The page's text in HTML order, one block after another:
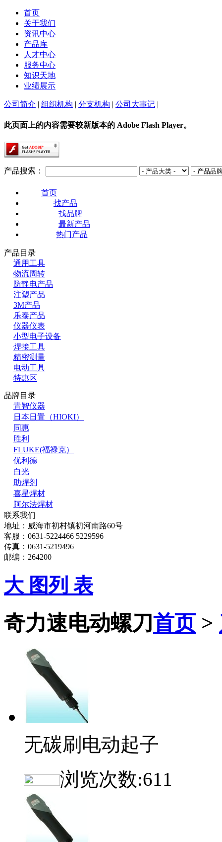
首页
关于我们
资讯中心
产品库
人才中心
服务中心
知识天地
业绩展示
公司简介 | 组织机构 | 分支机构 | 公司大事记 |
此页面上的内容需要较新版本的 Adobe Flash Player。
产品搜索：
首页
找产品
找品牌
最新产品
热门产品
产品目录
通用工具
物流周转
防静电产品
注塑产品
3M产品
乐泰产品
仪器仪表
小型电子设备
焊接工具
精密测量
电动工具
特惠区
品牌目录
青智仪器
日本日置（HIOKI）
同惠
胜利
FLUKE(福禄克）
优利德
白光
助焊剂
喜星焊材
阿尔法焊材
联系我们
地址：威海市初村镇初河南路60号
客服：0631-5224466 5229596
传真：0631-5219496
邮编：264200
大 图列 表
奇力速电动螺刀首页>
无碳刷电动起子
浏览次数:611